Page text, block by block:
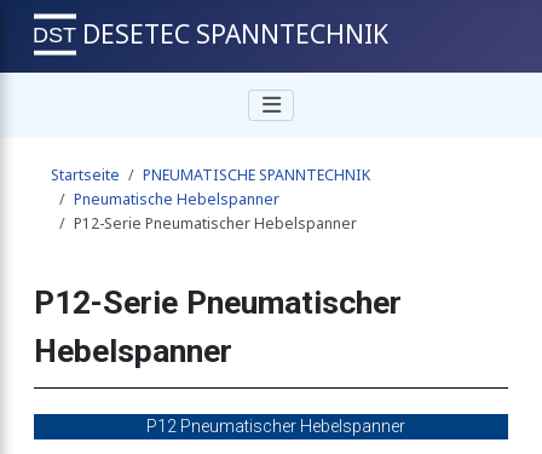
DESETEC SPANNTECHNIK
Startseite
PNEUMATISCHE SPANNTECHNIK
Pneumatische Hebelspanner
P12-Serie Pneumatischer Hebelspanner
P12-Serie Pneumatischer
Hebelspanner
P12 Pneumatischer Hebelspanner